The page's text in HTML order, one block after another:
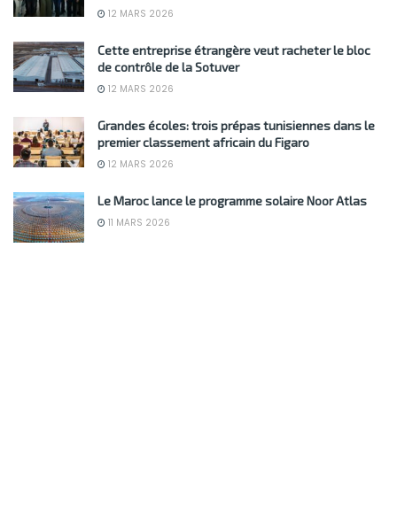
12 MARS 2026
Cette entreprise étrangère veut racheter le bloc
de contrôle de la Sotuver
12 MARS 2026
Grandes écoles: trois prépas tunisiennes dans le
premier classement africain du Figaro
12 MARS 2026
Le Maroc lance le programme solaire Noor Atlas
11 MARS 2026